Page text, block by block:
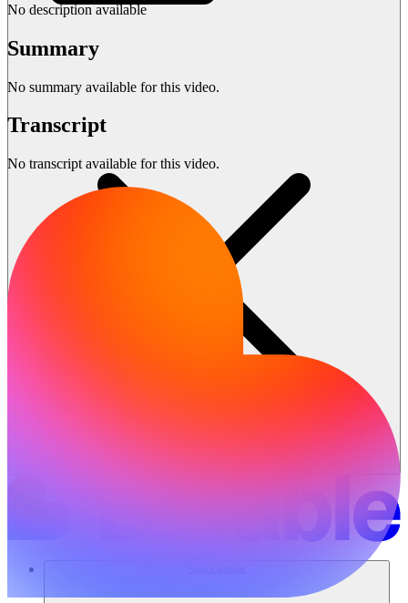
No description available
Summary
No summary available for this video.
Transcript
No transcript available for this video.